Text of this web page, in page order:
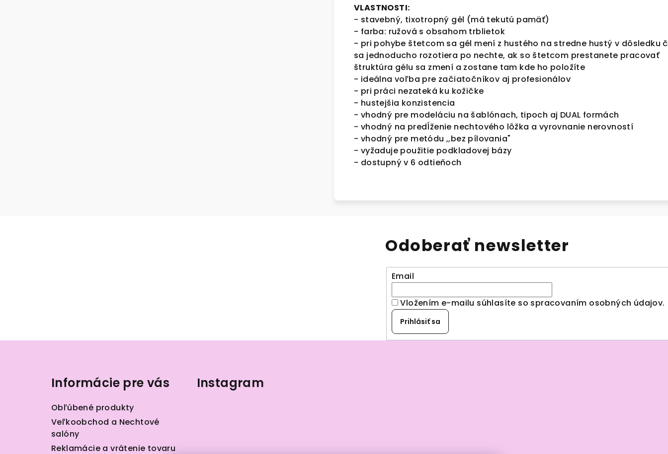
VLASTNOSTI:
- stavebný, tixotropný gél (má tekutú pamäť)
- farba: ružová s obsahom trblietok
- pri pohybe štetcom sa gél mení z hustého na stredne hustý v dôsledku
sa jednoducho rozotiera po nechte, ak so štetcom prestanete pracovať
štruktúra gélu sa zmení a zostane tam kde ho položíte
- ideálna voľba pre začiatočníkov aj profesionálov
- pri práci nezateká ku kožičke
- hustejšia konzistencia
- vhodný pre modeláciu na šablónach, tipoch aj DUAL formách
- vhodný na predĺženie nechtového lôžka a vyrovnanie nerovností
- vhodný pre metódu ,,bez pílovania"
- vyžaduje použitie podkladovej bázy
- dostupný v 6 odtieňoch
Odoberať newsletter
Email
Vložením e-mailu súhlasíte so spracovaním osobných údajov.
Prihlásiť sa
Informácie pre vás
Obľúbené produkty
Veľkoobchod a Nechtové
salóny
Reklamácie a vrátenie tovaru
Instagram